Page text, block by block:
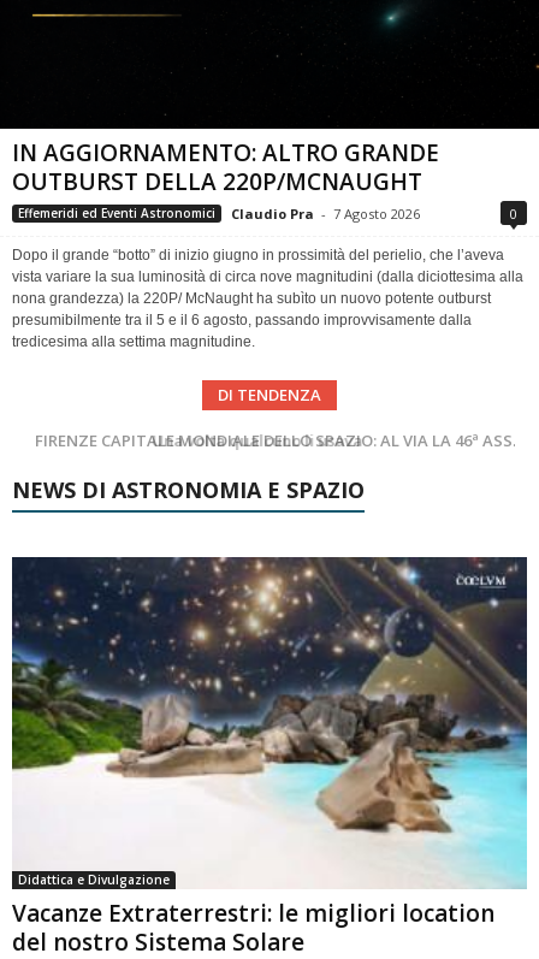
IN AGGIORNAMENTO: ALTRO GRANDE
OUTBURST DELLA 220P/MCNAUGHT
Effemeridi ed Eventi Astronomici Claudio Pra - 7 Agosto 2026 0
Dopo il grande “botto” di inizio giugno in prossimità del perielio, che l’aveva
vista variare la sua luminosità di circa nove magnitudini (dalla diciottesima alla
nona grandezza) la 220P/ McNaught ha subìto un nuovo potente outburst
presumibilmente tra il 5 e il 6 agosto, passando improvvisamente dalla
tredicesima alla settima magnitudine.
DI TENDENZA
FIRENZE CAPITALE MONDIALE DELLO SPAZIO: AL VIA LA 46ª ASSEMBLEA SCIENTIFICA DEL COSPAR
Cielo del Mese di Agosto 2026
NEWS DI ASTRONOMIA E SPAZIO
Didattica e Divulgazione
Vacanze Extraterrestri: le migliori location
del nostro Sistema Solare